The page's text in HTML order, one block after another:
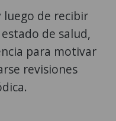
luego de recibir
de salud,
para motivar
revisiones